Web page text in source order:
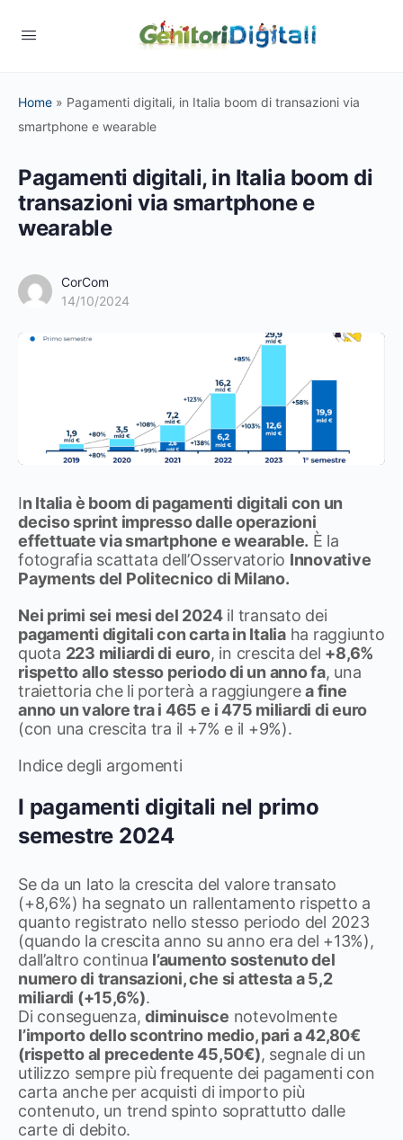
Home » Pagamenti digitali, in Italia boom di transazioni via
smartphone e wearable
Pagamenti digitali, in Italia boom di
transazioni via smartphone e
wearable
CorCom
14/10/2024
In Italia è boom di pagamenti digitali con un
deciso sprint impresso dalle operazioni
effettuate via smartphone e wearable. È la
fotografia scattata dell’Osservatorio Innovative
Payments del Politecnico di Milano.
Nei primi sei mesi del 2024il transato dei
pagamenti digitali con carta in Italiaha raggiunto
quota 223 miliardi di euro, in crescita del +8,6%
rispetto allo stesso periodo di un anno fa, una
traiettoria che li porterà a raggiungerea fine
anno un valore tra i 465 e i 475 miliardi di euro
(con una crescita tra il +7% e il +9%).
Indice degli argomenti
I pagamenti digitali nel primo
semestre 2024
Se da un lato la crescita del valore transato
(+8,6%) ha segnato un rallentamento rispetto a
quanto registrato nello stesso periodo del 2023
(quando la crescita anno su anno era del +13%),
dall’altro continua l’aumento sostenuto del
numero di transazioni, che si attesta a 5,2
miliardi (+15,6%).
Di conseguenza,diminuisce notevolmente
l’importo dello scontrino medio, pari a 42,80€
(rispetto al precedente 45,50€), segnale di un
utilizzo sempre più frequente dei pagamenti con
carta anche per acquisti di importo più
contenuto, un trend spinto soprattutto dalle
carte di debito.